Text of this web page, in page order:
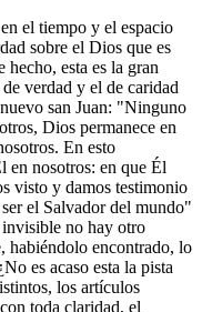
el tiempo y el espacio
sobre el Dios que es
hecho, esta es la gran
verdad y el de caridad
san Juan: "Ninguno
Dios permanece en
En esto
en nosotros: en que Él
visto y damos testimonio
el Salvador del mundo"
no hay otro
habiéndolo encontrado, lo
es acaso esta la pista
los artículos
toda claridad, el